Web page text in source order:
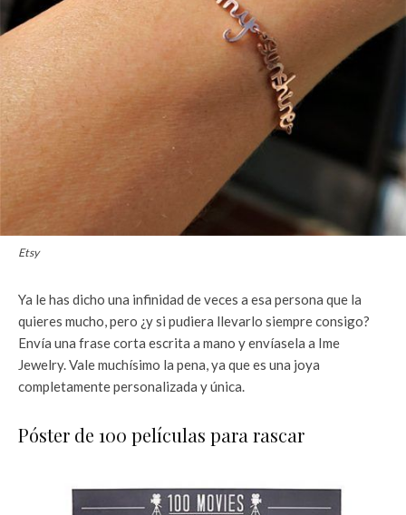
Etsy
Ya le has dicho una infinidad de veces a esa persona que la
quieres mucho, pero ¿y si pudiera llevarlo siempre consigo?
Envía una frase corta escrita a mano y envíasela a Ime
Jewelry. Vale muchísimo la pena, ya que es una joya
completamente personalizada y única.
Póster de 100 películas para rascar